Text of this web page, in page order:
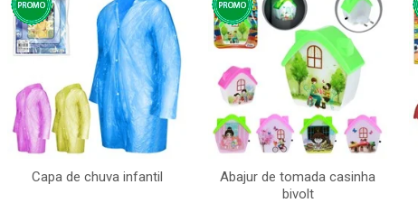
Capa de chuva infantil
Abajur de tomada casinha
bivolt